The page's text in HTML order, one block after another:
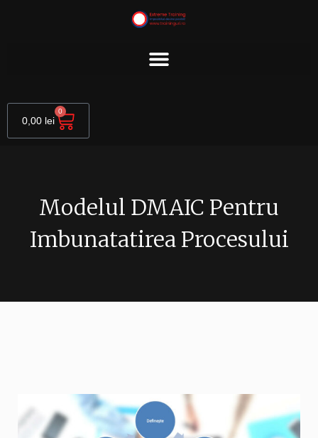
0,00 lei
0
Cart
Modelul DMAIC Pentru
Imbunatatirea Procesului